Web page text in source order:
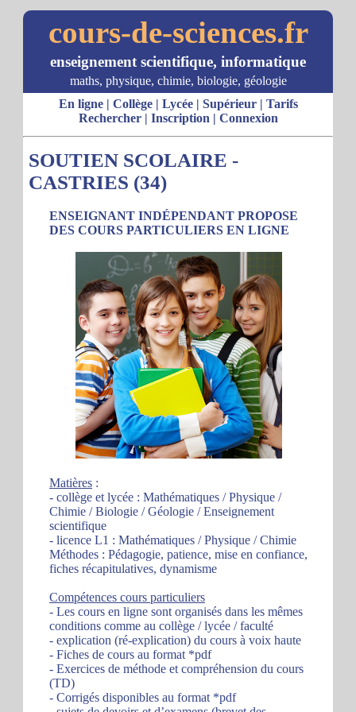
cours-de-sciences.fr
enseignement scientifique, informatique
maths, physique, chimie, biologie, géologie
En ligne| Collège| Lycée| Supérieur| Tarifs
Rechercher| Inscription | Connexion
SOUTIEN SCOLAIRE -
CASTRIES (34)
ENSEIGNANT INDÉPENDANT PROPOSE
DES COURS PARTICULIERS EN LIGNE
Matières :
- collège et lycée : Mathématiques / Physique /
Chimie / Biologie / Géologie / Enseignement
scientifique
- licence L1 : Mathématiques / Physique / Chimie
Méthodes : Pédagogie, patience, mise en confiance,
fiches récapitulatives, dynamisme
Compétences cours particuliers
- Les cours en ligne sont organisés dans les mêmes
conditions comme au collège / lycée / faculté
- explication (ré-explication) du cours à voix haute
- Fiches de cours au format *pdf
- Exercices de méthode et compréhension du cours
(TD)
- Corrigés disponibles au format *pdf